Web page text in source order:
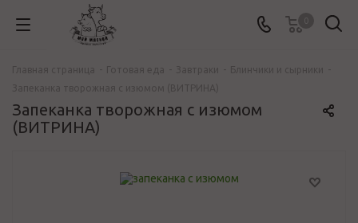
Запеканка творожная с изюмом
(ВИТРИНА)